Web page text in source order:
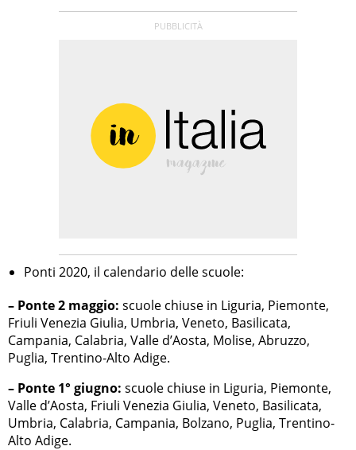
Ponti 2020, il calendario delle scuole:
– Ponte 2 maggio: scuole chiuse in Liguria, Piemonte,
Friuli Venezia Giulia, Umbria, Veneto, Basilicata,
Campania, Calabria, Valle d’Aosta, Molise, Abruzzo,
Puglia, Trentino-Alto Adige.
– Ponte 1° giugno: scuole chiuse in Liguria, Piemonte,
Valle d’Aosta, Friuli Venezia Giulia, Veneto, Basilicata,
Umbria, Calabria, Campania, Bolzano, Puglia, Trentino-
Alto Adige.